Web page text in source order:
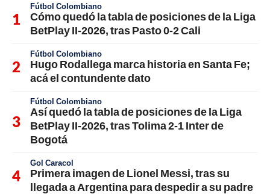
Fútbol Colombiano
Cómo quedó la tabla de posiciones de la Liga
BetPlay II-2026, tras Pasto 0-2 Cali
Fútbol Colombiano
Hugo Rodallega marca historia en Santa Fe;
acá el contundente dato
Fútbol Colombiano
Así quedó la tabla de posiciones de la Liga
BetPlay II-2026, tras Tolima 2-1 Inter de
Bogotá
Gol Caracol
Primera imagen de Lionel Messi, tras su
llegada a Argentina para despedir a su padre